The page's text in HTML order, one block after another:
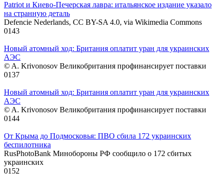
Patriot и Киево-Печерская лавра: итальянское издание указало
на странную деталь
Defencie Nederlands, CC BY-SA 4.0, via Wikimedia Commons
0143
Новый атомный ход: Британия оплатит уран для украинских
АЭС
© A. Krivonosov Великобритания профинансирует поставки
0137
Новый атомный ход: Британия оплатит уран для украинских
АЭС
© A. Krivonosov Великобритания профинансирует поставки
0144
От Крыма до Подмосковья: ПВО сбила 172 украинских
беспилотника
RusPhotoBank Минобороны РФ сообщило о 172 сбитых
украинских
0152